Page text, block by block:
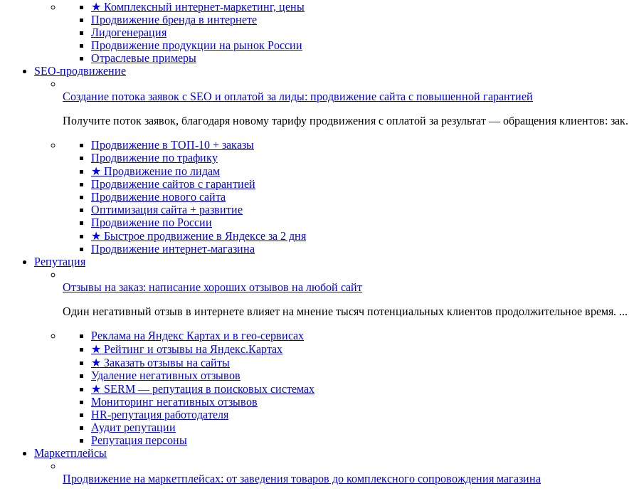
★ Комплексный интернет-маркетинг, цены
Продвижение бренда в интернете
Лидогенерация
Продвижение продукции на рынок России
Отраслевые примеры
SEO-продвижение
Создание потока заявок с SEO и оплатой за лиды: продвижение сайта с повышенной гарантией
Получите поток заявок, благодаря новому тарифу продвижения с оплатой за результат — обращения клиентов:
Продвижение в ТОП-10 + заказы
Продвижение по трафику
★ Продвижение по лидам
Продвижение сайтов с гарантией
Продвижение нового сайта
Оптимизация сайта + развитие
Продвижение по России
★ Быстрое продвижение в Яндексе за 2 дня
Продвижение интернет-магазина
Репутация
Отзывы на заказ: написание хороших отзывов на любой сайт
Один негативный отзыв в интернете влияет на мнение тысяч потенциальных клиентов продолжительное время. ...
Реклама на Яндекс Картах и в гео-сервисах
★ Рейтинг и отзывы на Яндекс.Картах
★ Заказать отзывы на сайты
Удаление негативных отзывов
★ SERM — репутация в поисковых системах
Мониторинг негативных отзывов
HR-репутация работодателя
Аудит репутации
Репутация персоны
Маркетплейсы
Продвижение на маркетплейсах: от заведения товаров до комплексного сопровождения магазина